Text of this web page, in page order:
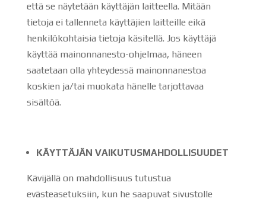
että se näytetään käyttäjän laitteella. Mitään
tietoja ei tallenneta käyttäjien laitteille eikä
henkilökohtaisia tietoja käsitellä. Jos käyttäjä
käyttää mainonnanesto-ohjelmaa, häneen
saatetaan olla yhteydessä mainonnanestoa
koskien ja/tai muokata hänelle tarjottavaa
sisältöä.
KÄYTTÄJÄN VAIKUTUSMAHDOLLISUUDET
Kävijällä on mahdollisuus tutustua
evästeasetuksiin, kun he saapuvat sivustolle